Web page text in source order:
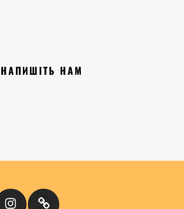
НАПИШІТЬ НАМ
InstagramКіномандри